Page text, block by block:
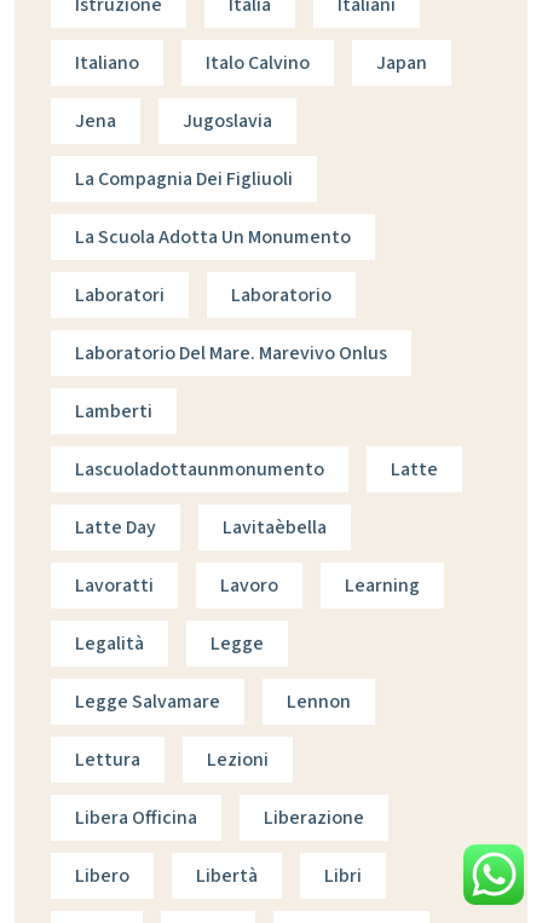
Italiano Italo Calvino Japan
Jena Jugoslavia
La Compagnia Dei Figliuoli
La Scuola Adotta Un Monumento
Laboratori Laboratorio
Laboratorio Del Mare. Marevivo Onlus
Lamberti
Lascuoladottaunmonumento Latte
Latte Day Lavitaèbella
Lavoratti Lavoro Learning
Legalità Legge
Legge Salvamare Lennon
Lettura Lezioni
Libera Officina Liberazione
Libero Libertà Libri